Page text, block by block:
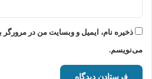
ذخیره نام، ایمیل و وبسایت من در مرورگر
می‌نویسم.